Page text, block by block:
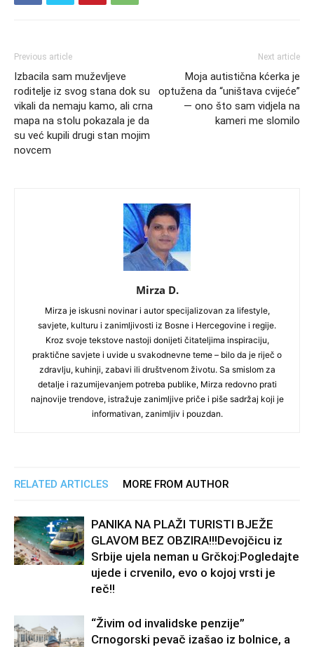
Previous article
Izbacila sam muževljeve
roditelje iz svog stana dok su
vikali da nemaju kamo, ali crna
mapa na stolu pokazala je da
su već kupili drugi stan mojim
novcem
Next article
Moja autistična kćerka je
optužena da “uništava cvijeće”
— ono što sam vidjela na
kameri me slomilo
Mirza D.
Mirza je iskusni novinar i autor specijalizovan za lifestyle,
savjete, kulturu i zanimljivosti iz Bosne i Hercegovine i regije.
Kroz svoje tekstove nastoji donijeti čitateljima inspiraciju,
praktične savjete i uvide u svakodnevne teme – bilo da je riječ o
zdravlju, kuhinji, zabavi ili društvenom životu. Sa smislom za
detalje i razumijevanjem potreba publike, Mirza redovno prati
najnovije trendove, istražuje zanimljive priče i piše sadržaj koji je
informativan, zanimljiv i pouzdan.
RELATED ARTICLES MORE FROM AUTHOR
PANIKA NA PLAŽI TURISTI BJEŽE
GLAVOM BEZ OBZIRA!!!Devojčicu iz
Srbije ujela neman u Grčkoj:Pogledajte
ujede i crvenilo, evo o kojoj vrsti je
reč!!
“Živim od invalidske penzije”
Crnogorski pevač izašao iz bolnice, a